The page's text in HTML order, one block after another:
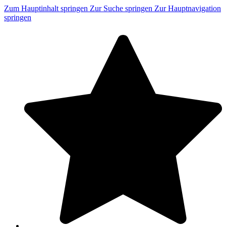
Zum Hauptinhalt springen Zur Suche springen Zur Hauptnavigation
springen